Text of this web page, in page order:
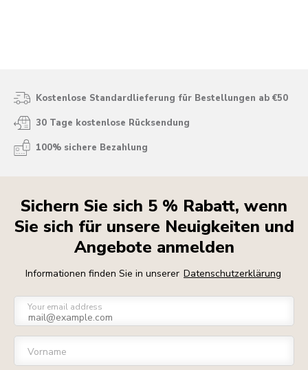
Kostenlose Standardlieferung für Bestellungen ab €50
30 Tage kostenlose Rücksendung
100% sichere Bezahlung
Sichern Sie sich 5 % Rabatt, wenn
Sie sich für unsere Neuigkeiten und
Angebote anmelden
Informationen finden Sie in unserer Datenschutzerklärung
Your email address
Vorname